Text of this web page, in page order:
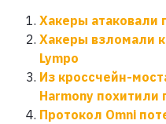
Хакеры атаковали
Хакеры взломали
Lympo
Из кроссчейн-
Harmony похитили
Протокол Omni